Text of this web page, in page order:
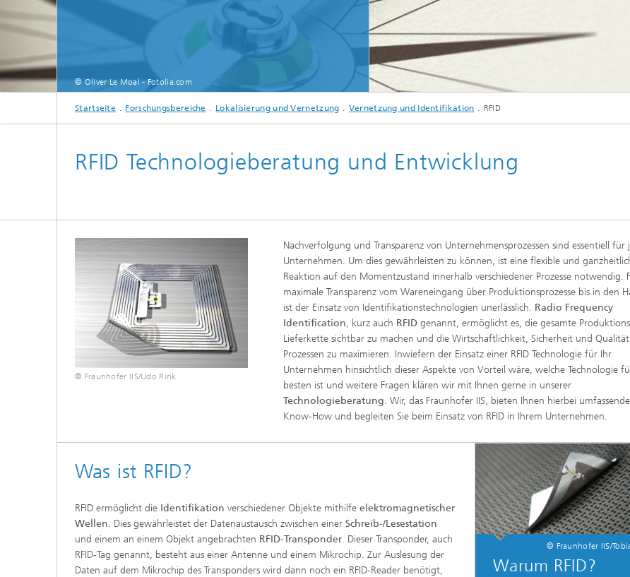
RFID im Trend: Adé Barcode
© Oliver Le Moal - Fotolia.com
Startseite Forschungsbereiche Lokalisierung und Vernetzung Vernetzung und Identifikation RFID
RFID Technologieberatung und Entwicklung
© Fraunhofer IIS/Udo Rink
Nachverfolgung und Transparenz von Unternehmensprozessen sind essentiell für
Unternehmen. Um dies gewährleisten zu können, ist eine flexible und
Reaktion auf den Momentzustand innerhalb verschiedener Prozesse notwendig.
maximale Transparenz vom Wareneingang über Produktionsprozesse bis in den
ist der Einsatz von Identifikationstechnologien unerlässlich. Radio Frequency
Identification, kurz auch RFID genannt, ermöglicht es, die gesamte
Lieferkette sichtbar zu machen und die Wirtschaftlichkeit, Sicherheit und
Prozessen zu maximieren. Inwiefern der Einsatz einer RFID Technologie für Ihr
Unternehmen hinsichtlich dieser Aspekte von Vorteil wäre, welche Technologie
besten ist und weitere Fragen klären wir mit Ihnen gerne in unserer
Technologieberatung. Wir, das Fraunhofer IIS, bieten Ihnen hierbei
Know-How und begleiten Sie beim Einsatz von RFID in Ihrem Unternehmen.
Was ist RFID?
RFID ermöglicht die Identifikation verschiedener Objekte mithilfe elektromagnetischer
Wellen. Dies gewährleistet der Datenaustausch zwischen einer Schreib-/Lesestation
und einem an einem Objekt angebrachten RFID-Transponder. Dieser Transponder, auch
RFID-Tag genannt, besteht aus einer Antenne und einem Mikrochip. Zur Auslesung der
Daten auf dem Mikrochip des Transponders wird dann noch ein RFID-Reader benötigt,
© Fraunhofer IIS/
Warum RFID?